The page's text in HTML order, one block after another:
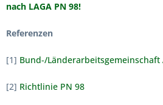
nach LAGA PN 98!
Referenzen
[1] Bund-/Länderarbeitsgemeinschaft
[2] Richtlinie PN 98